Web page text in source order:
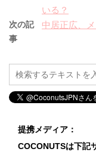
いる？
次の記
事
中居正広、
提携メディア：
COCONUTSは下記